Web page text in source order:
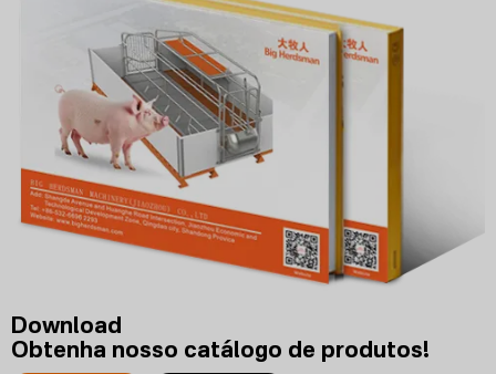
Download
Obtenha nosso catálogo de produtos!